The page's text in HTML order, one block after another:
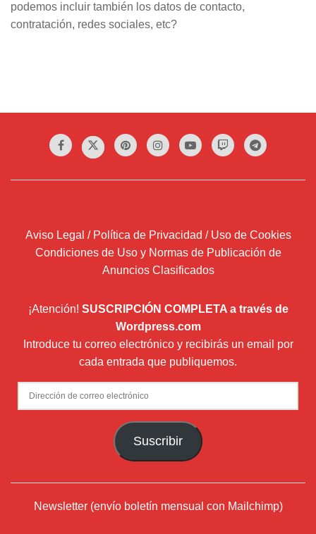
podemos incluir también los datos de contacto,
contratación, redes sociales, etc?
Aviso Legal / Política de Privacidad / Uso de Cookies
Condiciones de Uso y Normas de Publicación de
Anuncios Clasificados
¡Atención! SUSCRIPCIÓN COMPLETA a través de
Wordpress.com
Introduce tu correo electrónico y recibirás un email por
cada entrada que publiquemos.
Dirección
de
Suscribir
Newsletter (envío boletín mensual con Mailchimp)